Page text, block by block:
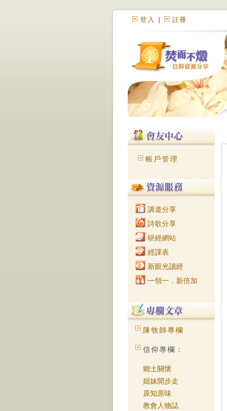
登入 註冊
帳戶管理
講道分享
詩歌分享
研經網站
經課表
新眼光讀經
一領一．新倍加
陳牧師專欄
信仰專欄：
鄉土關懷
姐妹開步走
原知原味
教會人物誌